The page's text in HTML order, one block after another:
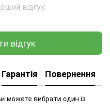
відгук
відгук
Гарантія Повернення
можете вибрати один із